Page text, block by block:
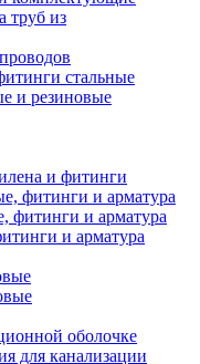
труб из
стальные
и резиновые
и фитинги
фитинги и арматура
фитинги и арматура
и арматура
оболочке
для канализации